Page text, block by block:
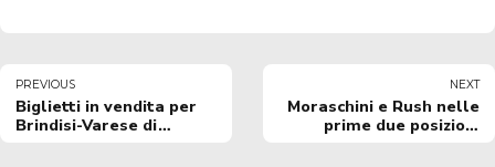
PREVIOUS
Biglietti in vendita per
Brindisi-Varese di
NEXT
Moraschini e Rush nelle
prime due posizioni